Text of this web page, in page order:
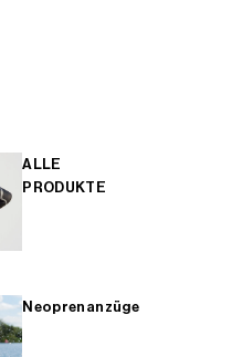
ALLE
PRODUKTE
Neoprenanzüge